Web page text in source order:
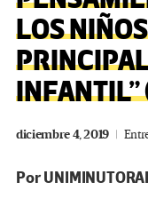
LOS
diciembre 4, 2019
Por